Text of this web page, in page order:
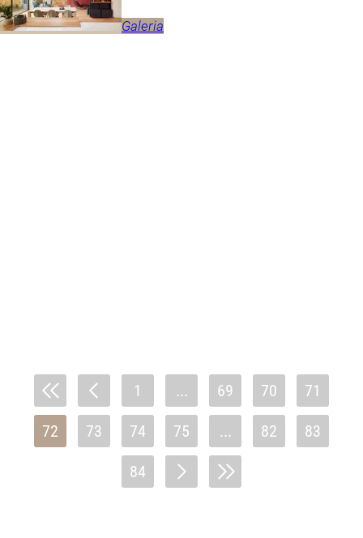
Galeria
1 ... 69 70 71
72 73 74 75 ... 82 83
84